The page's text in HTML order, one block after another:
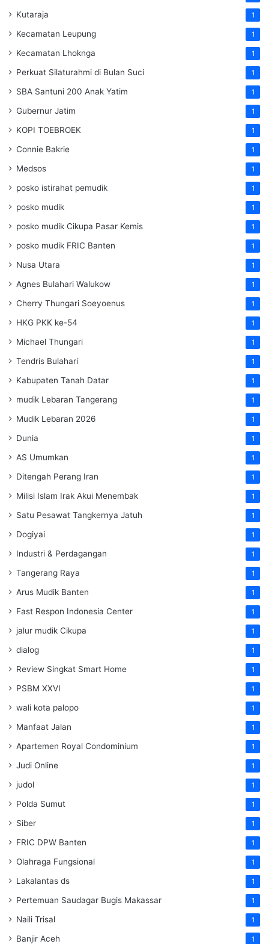
Kutaraja 1
Kecamatan Leupung 1
Kecamatan Lhoknga 1
Perkuat Silaturahmi di Bulan Suci 1
SBA Santuni 200 Anak Yatim 1
Gubernur Jatim 1
KOPI TOEBROEK 1
Connie Bakrie 1
Medsos 1
posko istirahat pemudik 1
posko mudik 1
posko mudik Cikupa Pasar Kemis 1
posko mudik FRIC Banten 1
Nusa Utara 1
Agnes Bulahari Walukow 1
Cherry Thungari Soeyoenus 1
HKG PKK ke-54 1
Michael Thungari 1
Tendris Bulahari 1
Kabupaten Tanah Datar 1
mudik Lebaran Tangerang 1
Mudik Lebaran 2026 1
Dunia 1
AS Umumkan 1
Ditengah Perang Iran 1
Milisi Islam Irak Akui Menembak 1
Satu Pesawat Tangkernya Jatuh 1
Dogiyai 1
Industri & Perdagangan 1
Tangerang Raya 1
Arus Mudik Banten 1
Fast Respon Indonesia Center 1
jalur mudik Cikupa 1
dialog 1
Review Singkat Smart Home 1
PSBM XXVI 1
wali kota palopo 1
Manfaat Jalan 1
Apartemen Royal Condominium 1
Judi Online 1
judol 1
Polda Sumut 1
Siber 1
FRIC DPW Banten 1
Olahraga Fungsional 1
Lakalantas ds 1
Pertemuan Saudagar Bugis Makassar 1
Naili Trisal 1
Banjir Aceh 1